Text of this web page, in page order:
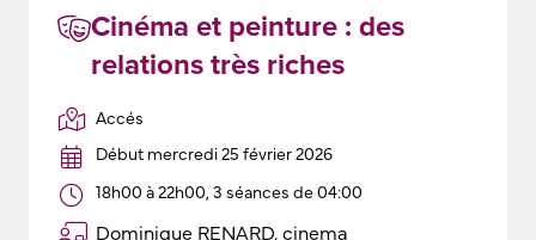
Cinéma et peinture : des
relations très riches
Accés
Début mercredi 25 février 2026
18h00 à 22h00, 3 séances de 04:00
Dominique RENARD, cinema